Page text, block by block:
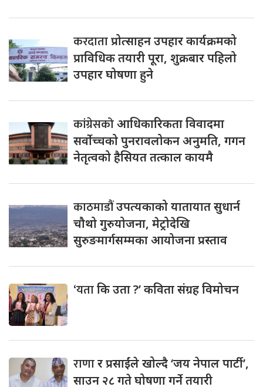
करदाताप्रोत्साहन उपहार कार्यक्रमको
प्राविधिक तयारी पूरा, शुक्रबार पहिलो
उपहार घोषणा हुने
कांग्रेसकोआधिकारिकता विवादमा
सर्वोच्चको पुनरावलोकन अनुमति, गगन
नेतृत्वको हैसियत तत्काल कायमै
काठमाडौंउपत्यकाको यातायात सुधार्न
चौथो गुरुयोजना, मेट्रोदेखि
सुरुङमार्गसम्मका आयोजना प्रस्ताव
‘यताकि उता ?’ कविता संग्रह विमोचन
राणार प्रसाईंले खोल्दै ‘जय नेपाल पार्टी’,
साउन २८ गते घोषणा गर्ने तयारी